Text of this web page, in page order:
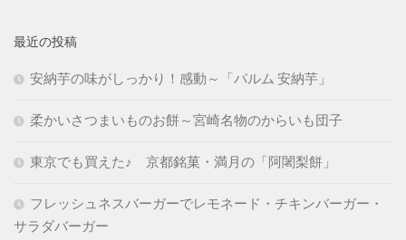
最近の投稿
安納芋の味がしっかり！感動～「パルム 安納芋」
柔かいさつまいものお餅～宮崎名物のからいも団子
東京でも買えた♪ 京都銘菓・満月の「阿闍梨餅」
フレッシュネスバーガーでレモネード・チキンバーガー・
サラダバーガー